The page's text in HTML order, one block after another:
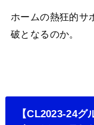
ホームの熱狂的サ
破となるのか。
【CL2023-24